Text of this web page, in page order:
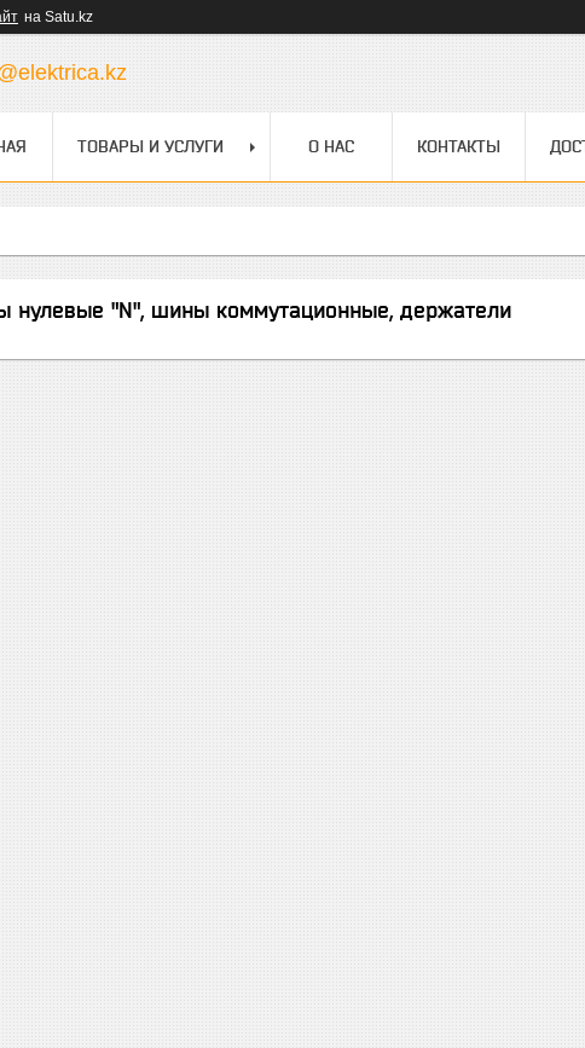
на Satu.kz
ТОВАРЫ И УСЛУГИ О НАС КОНТАКТЫ
нулевые "N", шины коммутационные, держатели